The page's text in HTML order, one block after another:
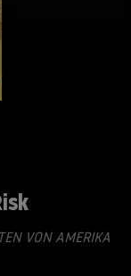
VON AMERIKA